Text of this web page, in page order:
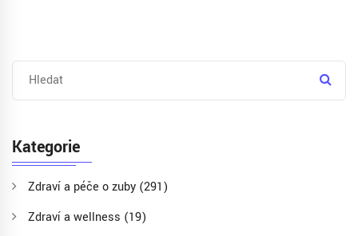
Kategorie
Zdraví a péče o zuby (291)
Zdraví a wellness (19)